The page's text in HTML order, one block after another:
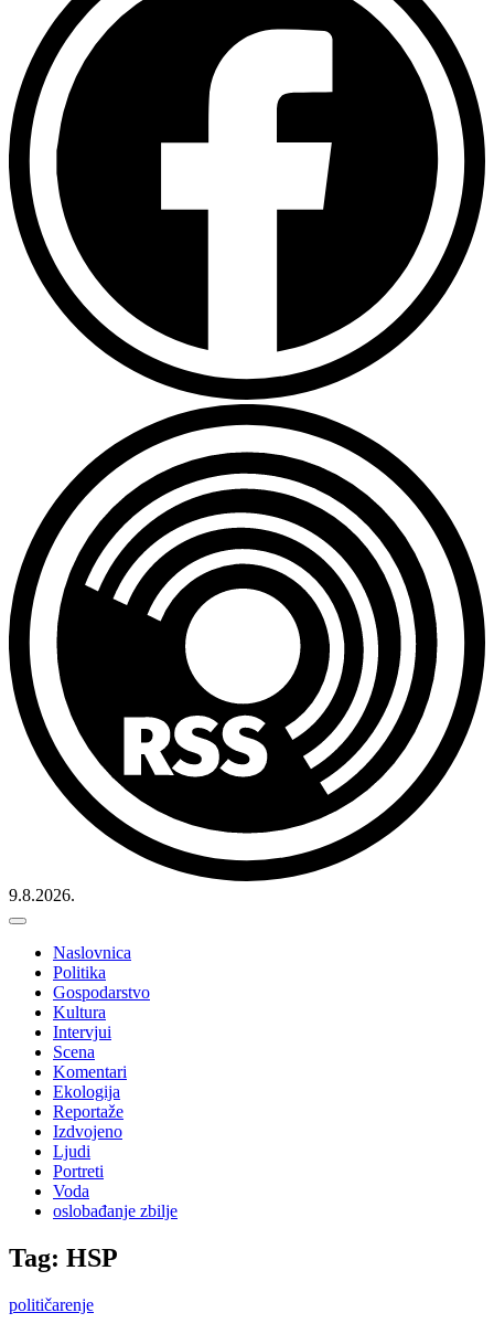
9.8.2026.
Naslovnica
Politika
Gospodarstvo
Kultura
Intervjui
Scena
Komentari
Ekologija
Reportaže
Izdvojeno
Ljudi
Portreti
Voda
oslobađanje zbilje
Tag: HSP
političarenje